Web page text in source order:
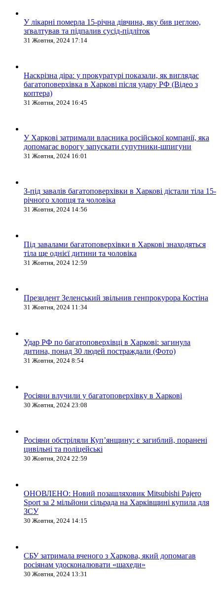
У лікарні померла 15-річна дівчина, яку бив цеглою,
зґвалтував та підпалив сусід-підліток
31 Жовтня, 2024 17:14
Наскрізна діра: у прокуратурі показали, як виглядає
багатоповерхівка в Харкові після удару РФ (Відео з
коптера)
31 Жовтня, 2024 16:45
У Харкові затримали власника російської компанії, яка
допомагає ворогу запускати супутники-шпигуни
31 Жовтня, 2024 16:01
З-під завалів багатоповерхівки в Харкові дістали тіла 15-
річного хлопця та чоловіка
31 Жовтня, 2024 14:56
Під завалами багатоповерхівки в Харкові знаходяться
тіла ще однієї дитини та чоловіка
31 Жовтня, 2024 12:59
Президент Зеленський звільнив генпрокурора Костіна
31 Жовтня, 2024 11:34
Удар РФ по багатоповерхівці в Харкові: загинула
дитина, понад 30 людей постраждали (Фото)
31 Жовтня, 2024 8:54
Росіяни влучили у багатоповерхівку в Харкові
30 Жовтня, 2024 23:08
Росіяни обстріляли Купʼянщину: є загиблий, поранені
цивільні та поліцейські
30 Жовтня, 2024 22:59
ОНОВЛЕНО: Новий позашляховик Mitsubishi Pajero
Sport за 2 мільйони сільрада на Харківщині купила для
ЗСУ
30 Жовтня, 2024 14:15
СБУ затримала вченого з Харкова, який допомагав
росіянам удосконалювати «шахеди»
30 Жовтня, 2024 13:31